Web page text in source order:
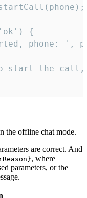
'ok') {
phone: ',
start the
the offline chat mode.
are correct. And
, where
parameters, or the